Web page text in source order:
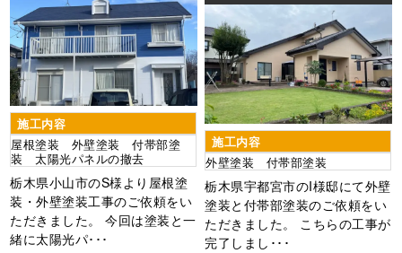
施工内容
屋根塗装 外壁塗装 付帯部塗
装 太陽光パネルの撤去
栃木県小山市のS様より屋根塗
装・外壁塗装工事のご依頼をい
ただきました。 今回は塗装と一
緒に太陽光パ･･･
施工内容
外壁塗装 付帯部塗装
栃木県宇都宮市のI様邸にて外壁
塗装と付帯部塗装のご依頼をい
ただきました。 こちらの工事が
完了しまし･･･